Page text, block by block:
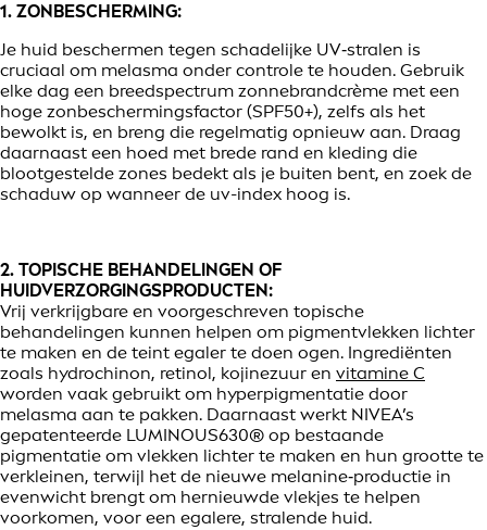
1. ZONBESCHERMING:
Je huid beschermen tegen schadelijke UV‑stralen is
cruciaal om melasma onder controle te houden. Gebruik
elke dag een breedspectrum zonnebrandcrème met een
hoge zonbeschermingsfactor (SPF50+), zelfs als het
bewolkt is, en breng die regelmatig opnieuw aan. Draag
daarnaast een hoed met brede rand en kleding die
blootgestelde zones bedekt als je buiten bent, en zoek de
schaduw op wanneer de uv-index hoog is.
2. TOPISCHE BEHANDELINGEN OF
HUIDVERZORGINGSPRODUCTEN:
Vrij verkrijgbare en voorgeschreven topische
behandelingen kunnen helpen om pigmentvlekken lichter
te maken en de teint egaler te doen ogen. Ingrediënten
zoals hydrochinon, retinol, kojinezuur en vitamine C
worden vaak gebruikt om hyperpigmentatie door
melasma aan te pakken. Daarnaast werkt NIVEA’s
gepatenteerde LUMINOUS630® op bestaande
pigmentatie om vlekken lichter te maken en hun grootte te
verkleinen, terwijl het de nieuwe melanine‑productie in
evenwicht brengt om hernieuwde vlekjes te helpen
voorkomen, voor een egalere, stralende huid.